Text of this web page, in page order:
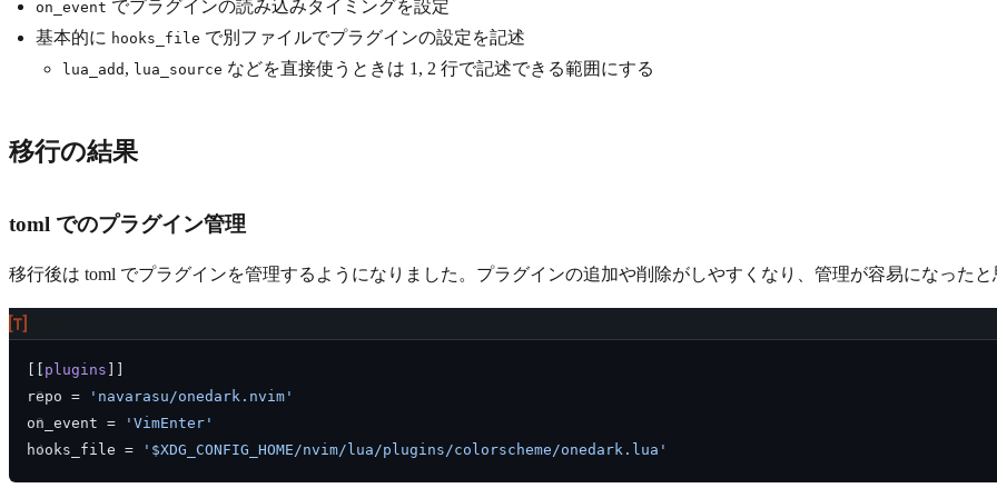
on_event でプラグインの読み込みタイミングを設定
基本的に hooks_file で別ファイルでプラグインの設定を記述
lua_add , lua_source などを直接使うときは 1, 2 行で記述できる範囲にする
移行の結果
toml でのプラグイン管理
移行後は toml でプラグインを管理するようになりました。プラグインの追加や削除がしやすくなり、管理が容易になった
[[ plugins
repo =
'navarasu/onedark.nvim'
on_event =
'VimEnter'
hooks_file =
'$XDG_CONFIG_HOME/nvim/lua/plugins/colorscheme/onedark.lua'